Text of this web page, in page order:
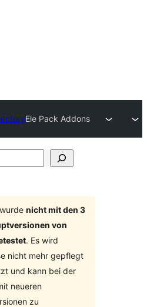
Ele Pack Addons
nicht mit den 3
von
. Es wird
nicht mehr gepflegt
und kann bei der
neueren
zu